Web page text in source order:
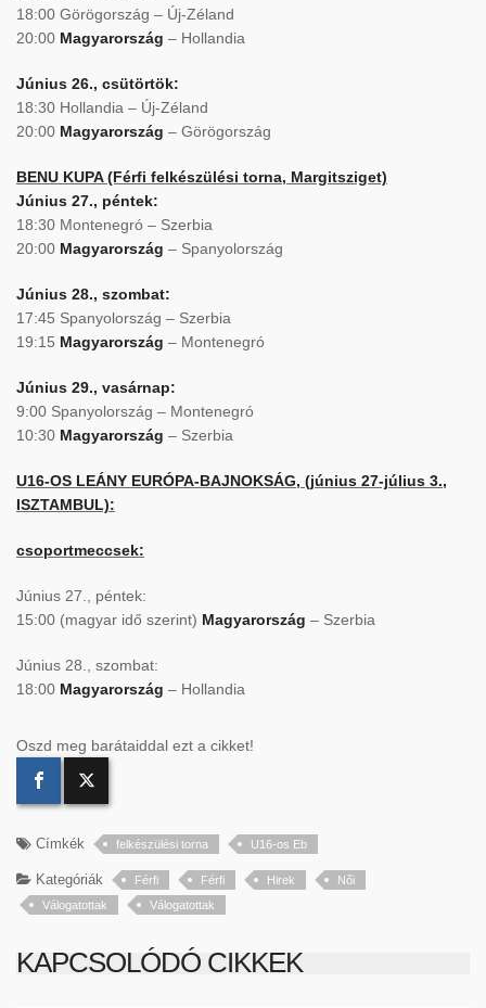
18:00 Görögország – Új-Zéland
20:00 Magyarország – Hollandia
Június 26., csütörtök:
18:30 Hollandia – Új-Zéland
20:00 Magyarország – Görögország
BENU KUPA (Férfi felkészülési torna, Margitsziget)
Június 27., péntek:
18:30 Montenegró – Szerbia
20:00 Magyarország – Spanyolország
Június 28., szombat:
17:45 Spanyolország – Szerbia
19:15 Magyarország – Montenegró
Június 29., vasárnap:
9:00 Spanyolország – Montenegró
10:30 Magyarország – Szerbia
U16-OS LEÁNY EURÓPA-BAJNOKSÁG, (június 27-július 3.,
ISZTAMBUL):
csoportmeccsek:
Június 27., péntek:
15:00 (magyar idő szerint) Magyarország – Szerbia
Június 28., szombat:
18:00 Magyarország – Hollandia
Oszd meg barátaiddal ezt a cikket!
Címkék felkészülési torna U16-os Eb
Kategóriák Férfi Férfi Hirek
Női
Válogatottak
Válogatottak
KAPCSOLÓDÓ CIKKEK